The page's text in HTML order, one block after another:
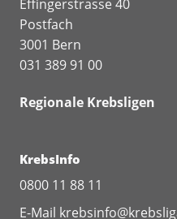
Effingerstrasse 40
Postfach
3001 Bern
031 389 91 00
Regionale Krebsligen
KrebsInfo
0800 11 88 11
E-Mail